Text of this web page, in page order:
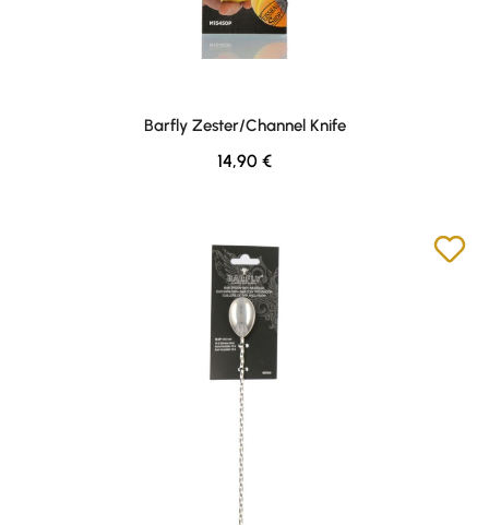
Barfly Zester/Channel Knife
Regulärer Preis:
14,90 €